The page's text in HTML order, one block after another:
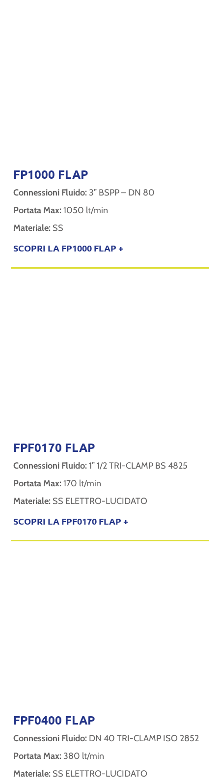
FP1000 FLAP
Connessioni Fluido: 3” BSPP – DN 80
Portata Max:1050 lt/min
Materiale: SS
SCOPRI LA FP1000 FLAP +
FPF0170 FLAP
Connessioni Fluido:1” 1/2 TRI-CLAMP BS 4825
Portata Max:170 lt/min
Materiale: SS ELETTRO-LUCIDATO
SCOPRI LA FPF0170 FLAP +
FPF0400 FLAP
Connessioni Fluido: DN 40 TRI-CLAMP ISO 2852
Portata Max: 380 lt/min
Materiale: SS ELETTRO-LUCIDATO